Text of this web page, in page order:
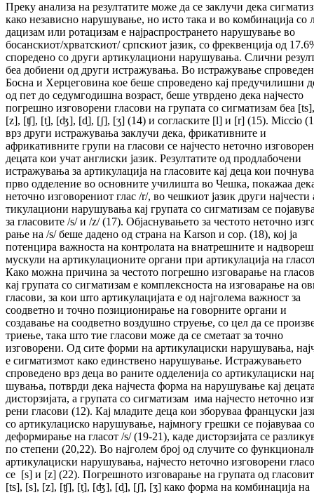
Преку анализа на резултатите може да се за­клу­чи дека
како независно на­ру­шу­вање, но исто така и во комбинација со
дацизам или ротацизам е нај­рас­прос­тра­не­то нарушување во
босанскиот/хрватскиот/ срп­скиот јазик, со фреквенција од
спо­редено со други артикулациони на­ру­шу­ва­ња. Слични
беа добиени од дру­ги истражувања. Во истражување
Босна и Херцеговина кое беше спро­ве­де­но кај предучилишни
од пет до се­дум­­го­дишна возраст, беше утврдено дека нај­­чес­то
погрешно изговорени гласови на гру­пата со сигматизам беа
[z], [ʧ], [t̗], [ʤ], [d̗], [ʃ], [ʒ] (14) и согласките [l] и [r] (15). Miccio
врз други истражувања заклучи дека, фри­кативните и
африкативните групи на гла­со­ви се најчесто неточно
де­ца­та кои учат англиски јазик. Ре­зул­та­ти­те од про­длабочени
истражувања за ар­ти­кулација на гласовите кај деца кои
прво од­де­ле­ние во основните училишта во Чеш­ка, по­кажаа
неточно из­го­во­рениот глас /r/, во чешкиот јазик други
ти­ку­ла­ци­они нарушувања кај гру­пата со сиг­ма­ти­зам се
за гла­со­вите /s/ и /z/ (17). Об­јаснувањето за честото не­точно
ра­ње на /s/ беше дадено од страна на Karson и сор. (18), кој ја
потенцира важноста на кон­тро­лата на внатрешните и
мус­кули на артикулационите органи при ар­ти­кулација на
Како можна при­чи­на за честото погрешно изговарање на
кај групата со сигматизам е ком­плекс­нос­та на изговарање на
гласови, за кои што артикулацијата е од најголема важност за
соодветно и точно позиционирање на го­вор­ните органи и
создавање на соодветно воз­душно струење, со цел да се
три­е­ње, така што тие гласови може да се сме­таат за точно
изговорени. Од сите форми на арти­ку­лациски нарушувања,
е сиг­матизмот како единствено нарушување. Истра­жу­ва­њето
спроведено врз деца во ра­ни­те одде­ле­нија со артикулациски
шу­ва­ња, потврди дека најчеста форма на нару­шу­ва­ње кај
дисторзијата, а гру­па­та со сигматизам има најчесто неточно
рени гласови (12). Кај младите деца кои збо­ру­ваа францу­ски
со артикулациско на­рушување, најмногу грешки се појавуваа со
дефор­ми­рање на гласот /s/ (19-21), каде дисторзијата се
по степени (20,22). Во најголем број од случите со
арти­кулациски нарушувања, нај­често не­точ­но изговорени
се [s] и [z] (22). Погреш­ното изговарање на групата од
[ts], [s], [z], [ʧ], [t̗], [ʤ], [d̗], [ʃ], [ʒ] како форма на комбинација на